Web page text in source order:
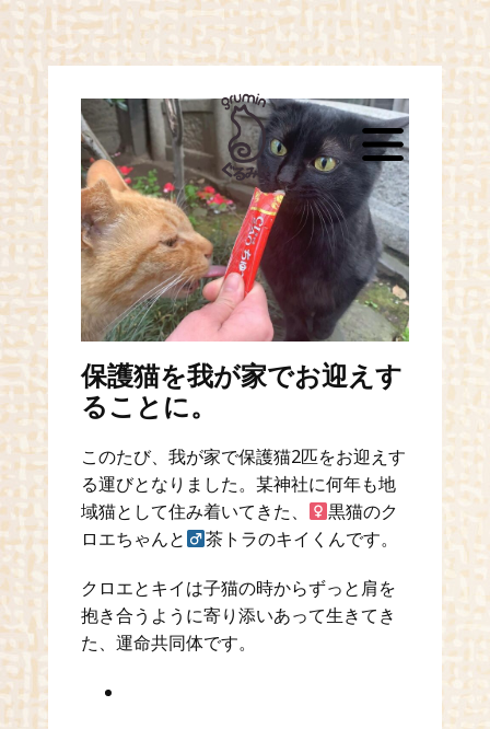
購入はこちら
保護猫を我が家でお迎えす
ることに。
このたび、我が家で保護猫2匹をお迎えす
る運びとなりました。某神社に何年も地
域猫として住み着いてきた、
黒猫のク
ロエちゃんと
茶トラのキイくんです。
クロエとキイは子猫の時からずっと肩を
抱き合うように寄り添いあって生きてき
た、運命共同体です。